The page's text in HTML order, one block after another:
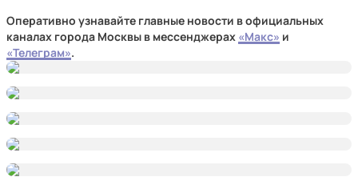
Оперативно узнавайте главные новости в официальных
каналах города Москвы в мессенджерах «Макс» и
«Телеграм».